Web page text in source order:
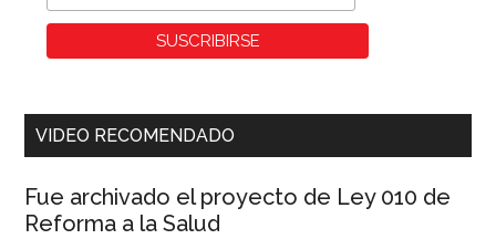
VIDEO RECOMENDADO
Fue archivado el proyecto de Ley 010 de
Reforma a la Salud